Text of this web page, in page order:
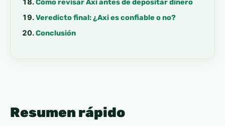
Cómo revisar Axi antes de depositar dinero
Veredicto final: ¿Axi es confiable o no?
Conclusión
Resumen rápido